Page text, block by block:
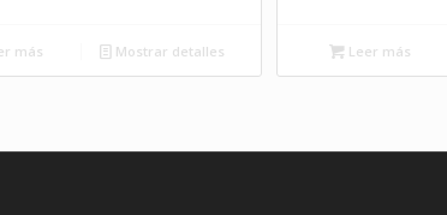
más Mostrar detalles Leer más